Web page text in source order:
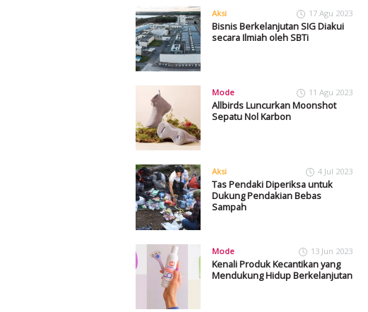
Aksi 17 Agu 2023
Bisnis Berkelanjutan SIG Diakui
secara Ilmiah oleh SBTi
Mode 11 Agu 2023
Allbirds Luncurkan Moonshot
Sepatu Nol Karbon
Aksi 4 Jul 2023
Tas Pendaki Diperiksa untuk
Dukung Pendakian Bebas
Sampah
Mode 13 Jun 2023
Kenali Produk Kecantikan yang
Mendukung Hidup Berkelanjutan